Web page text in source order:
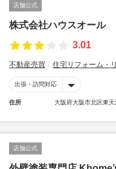
店舗公式
株式会社ハウスオール
3.01
不動産売買 住宅リフォーム・
出張・訪問対応
住所 大阪府大阪市北区東
店舗公式